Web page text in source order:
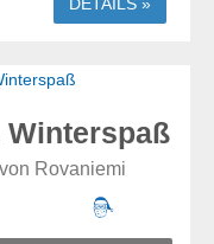
DETAILS »
Rovaniemi